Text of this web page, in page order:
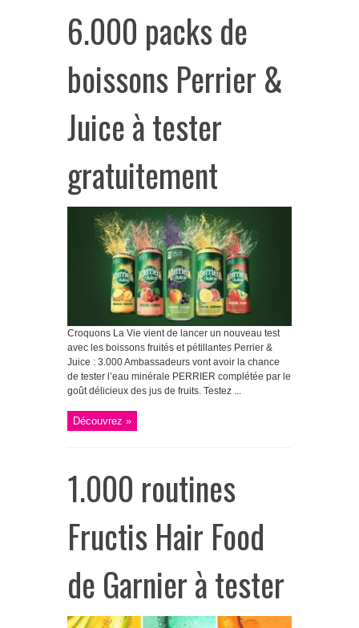
6.000 packs de
boissons Perrier &
Juice à tester
gratuitement
Croquons La Vie vient de lancer un nouveau test
avec les boissons fruités et pétillantes Perrier &
Juice : 3.000 Ambassadeurs vont avoir la chance
de tester l’eau minérale PERRIER complétée par le
goût délicieux des jus de fruits. Testez ...
Découvrez »
1.000 routines
Fructis Hair Food
de Garnier à tester